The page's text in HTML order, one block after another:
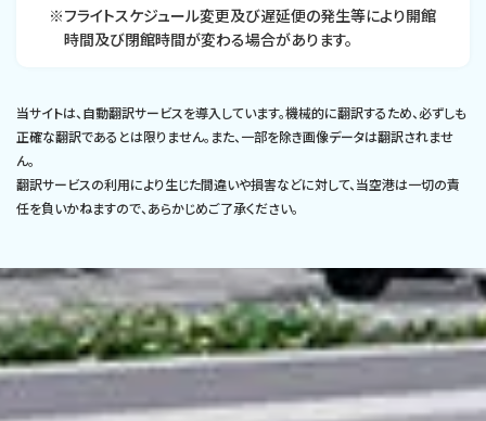
※フライトスケジュール変更及び遅延便の発生等により開館
時間及び閉館時間が変わる場合があります。
当サイトは、自動翻訳サービスを導入しています。機械的に翻訳するため、必ずしも
正確な翻訳であるとは限りません。また、一部を除き画像データは翻訳されませ
ん。
翻訳サービスの利用により生じた間違いや損害などに対して、当空港は一切の責
任を負いかねますので、あらかじめご了承ください。